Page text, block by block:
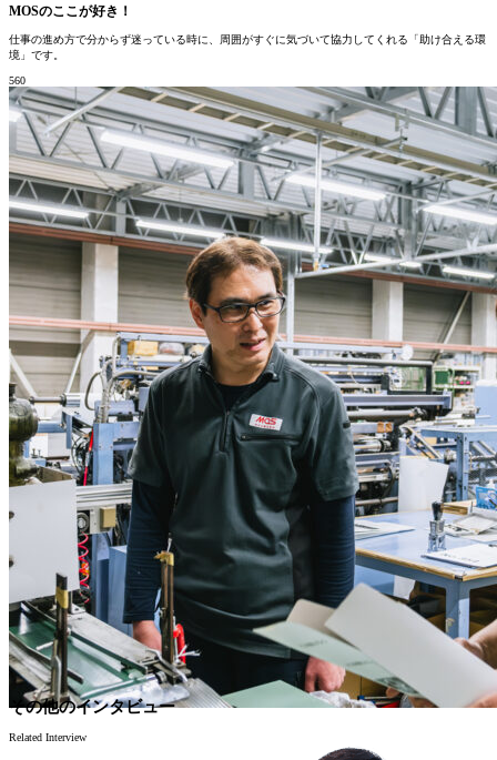
MOSのここが好き！
仕事の進め方で分からず迷っている時に、周囲がすぐに気づいて協力してくれる「助け合える環
境」です。
560
その他のインタビュー
Related Interview